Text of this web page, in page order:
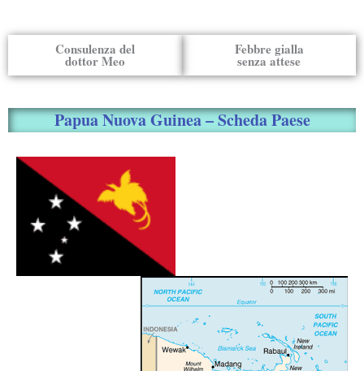
Consulenza del
dottor Meo
Febbre gialla
senza attese
Papua Nuova Guinea – Scheda Paese